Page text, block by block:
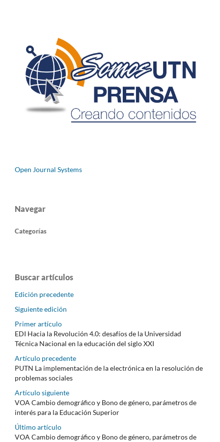
Open Journal Systems
Navegar
Categorías
Buscar artículos
Edición precedente
Siguiente edición
Primer artículo
EDI Hacia la Revolución 4.0: desafíos de la Universidad
Técnica Nacional en la educación del siglo XXI
Artículo precedente
PUTN La implementación de la electrónica en la resolución de
problemas sociales
Artículo siguiente
VOA Cambio demográfico y Bono de género, parámetros de
interés para la Educación Superior
Último artículo
VOA Cambio demográfico y Bono de género, parámetros de